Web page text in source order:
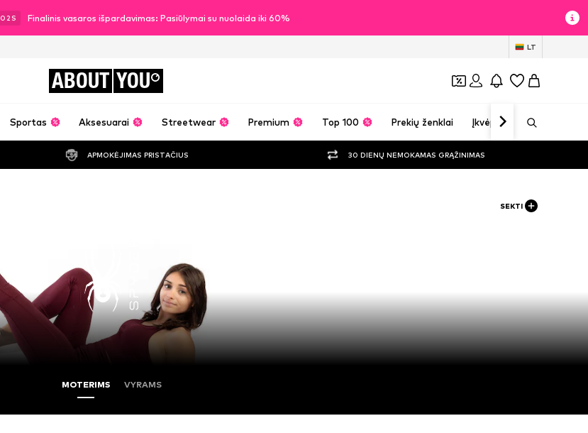
01 S Finalinis vasaros išpardavimas: Pasiūlymai su nuolaida iki 60%
LT
ABOUT YOU
Sportas Aksesuarai Streetwear Premium Top 100 Prekių ženklai Įkvėpimas
APMOKĖJIMAS PRISTAČIUS 30 DIENŲ NEMOKAMAS GRĄŽINIMAS
SEKTI
MOTERIMS VYRAMS